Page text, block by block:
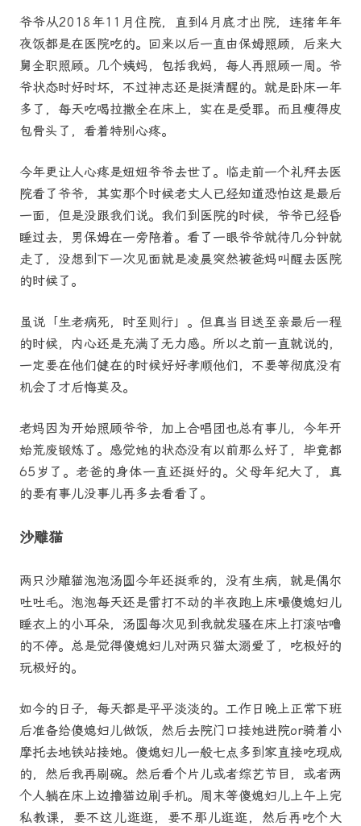
爷爷从2018年11月住院，直到4月底才出院，连猪年年
夜饭都是在医院吃的。回来以后一直由保姆照顾，后来大
舅全职照顾。几个姨妈，包括我妈，每人再照顾一周。爷
爷状态时好时坏，不过神志还是挺清醒的。就是卧床一年
多了，每天吃喝拉撒全在床上，实在是受罪。而且瘦得皮
包骨头了，看着特别心疼。
今年更让人心疼是妞妞爷爷去世了。临走前一个礼拜去医
院看了爷爷，其实那个时候老丈人已经知道恐怕这是最后
一面，但是没跟我们说。我们到医院的时候，爷爷已经昏
睡过去，男保姆在一旁陪着。看了一眼爷爷就待几分钟就
走了，没想到下一次见面就是凌晨突然被爸妈叫醒去医院
的时候了。
虽说「生老病死，时至则行」。但真当目送至亲最后一程
的时候，内心还是充满了无力感。所以之前一直就说的，
一定要在他们健在的时候好好孝顺他们，不要等彻底没有
机会了才后悔莫及。
老妈因为开始照顾爷爷，加上合唱团也总有事儿，今年开
始荒废锻炼了。感觉她的状态没有以前那么好了，毕竟都
65岁了。老爸的身体一直还挺好的。父母年纪大了，真
的要有事儿没事儿再多去看看了。
沙雕猫
两只沙雕猫泡泡汤圆今年还挺乖的，没有生病，就是偶尔
吐吐毛。泡泡每天还是雷打不动的半夜跑上床嘬傻媳妇儿
睡衣上的小耳朵，汤圆每次见到我就发骚在床上打滚咕噜
的不停。总是觉得傻媳妇儿对两只猫太溺爱了，吃极好的
玩极好的。
如今的日子，每天都是平平淡淡的。工作日晚上正常下班
后准备给傻媳妇儿做饭，然后去院门口接她进院or骑着小
摩托去地铁站接她。傻媳妇儿一般七点多到家直接吃现成
的，然后我再刷碗。然后看个片儿或者综艺节目，或者两
个人躺在床上边撸猫边刷手机。周末等傻媳妇儿上午上完
私教课，要不这儿逛逛，要不那儿逛逛，然后再吃个大